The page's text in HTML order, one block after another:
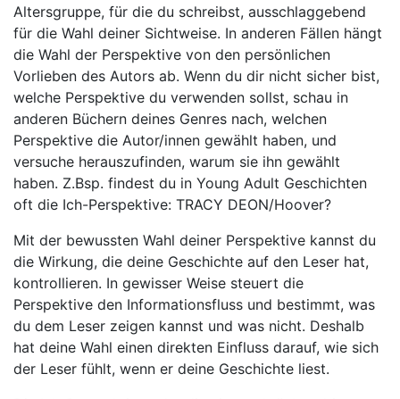
Altersgruppe, für die du schreibst, ausschlaggebend
für die Wahl deiner Sichtweise. In anderen Fällen hängt
die Wahl der Perspektive von den persönlichen
Vorlieben des Autors ab. Wenn du dir nicht sicher bist,
welche Perspektive du verwenden sollst, schau in
anderen Büchern deines Genres nach, welchen
Perspektive die Autor/innen gewählt haben, und
versuche herauszufinden, warum sie ihn gewählt
haben. Z.Bsp. findest du in Young Adult Geschichten
oft die Ich-Perspektive: TRACY DEON/Hoover?
Mit der bewussten Wahl deiner Perspektive kannst du
die Wirkung, die deine Geschichte auf den Leser hat,
kontrollieren. In gewisser Weise steuert die
Perspektive den Informationsfluss und bestimmt, was
du dem Leser zeigen kannst und was nicht. Deshalb
hat deine Wahl einen direkten Einfluss darauf, wie sich
der Leser fühlt, wenn er deine Geschichte liest.